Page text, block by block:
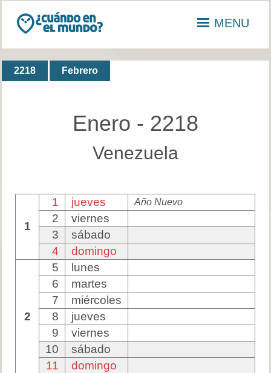
MENU
2218 Febrero
Enero - 2218
Venezuela
1
1 jueves Año Nuevo
2
viernes
3
sábado
4
domingo
2
5
lunes
6
martes
7
miércoles
8
jueves
9
viernes
10
sábado
11
domingo